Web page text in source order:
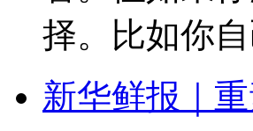
择。比如你
新华鲜报｜